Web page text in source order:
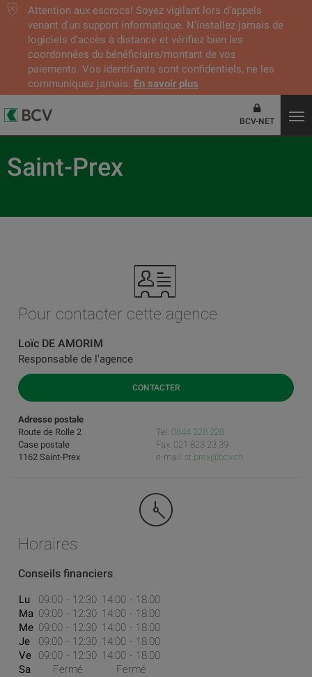
Attention aux escrocs! Soyez vigilant lors d’appels
venant d'un support informatique. N’installez jamais de
logiciels d’accès à distance et vérifiez bien les
coordonnées du bénéficiaire/montant de vos
paiements. Vos identifiants sont confidentiels, ne les
communiquez jamais. En savoir plus
BCV-NET
Saint-Prex
Pour contacter cette agence
Loïc DE AMORIM
Responsable de l'agence
CONTACTER
Adresse postale
Route de Rolle 2
Case postale
1162 Saint-Prex
Tel: 0844 228 228
Fax: 021 823 23 39
e-mail: st.prex@bcv.ch
Horaires
Conseils financiers
Lu
Ma
Me
Je
Ve
Sa
09:00
12:30
09:00
12:30
09:00
12:30
09:00
12:30
09:00
12:30
Fermé
14:00
18:00
14:00
18:00
14:00
18:00
14:00
18:00
14:00
18:00
Fermé